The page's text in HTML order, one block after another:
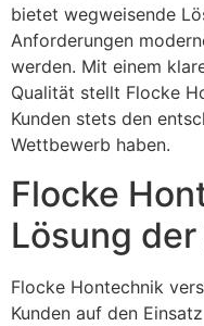
bietet wegweisende
Anforderungen
werden. Mit einem
Qualität stellt Flocke
Kunden stets den
Wettbewerb haben.
Flocke
Lösung
Flocke Hontechnik
Kunden auf den